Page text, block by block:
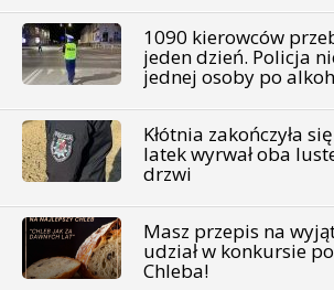
1090 kierowców
jeden dzień. Policja
jednej osoby po
Kłótnia zakończyła
latek wyrwał oba
drzwi
Masz przepis na
udział w konkursie
Chleba!